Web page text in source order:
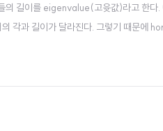
의 길이를 eigenvalue(고윳값)라고 한다
의 각과 길이가 달라진다. 그렇기 때문